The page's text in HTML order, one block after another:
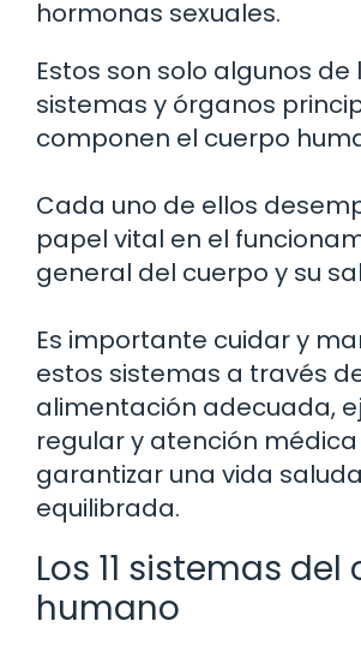
hormonas sexuales.
Estos son solo algunos de
sistemas y órganos
componen el cuerpo
Cada uno de ellos
papel vital en el
general del cuerpo y su
Es importante cuidar y
estos sistemas a través
alimentación adecuada,
regular y atención
garantizar una vida
equilibrada.
Los 11 sistemas
humano